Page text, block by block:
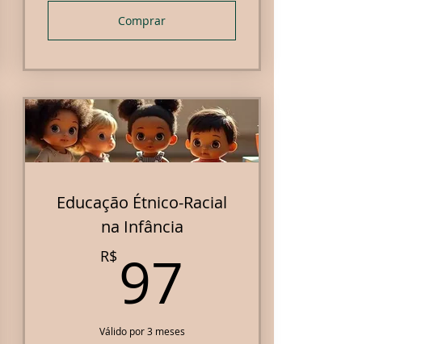
Comprar
Educação Étnico-Racial
na Infância
R$ 97
Válido por 3 meses